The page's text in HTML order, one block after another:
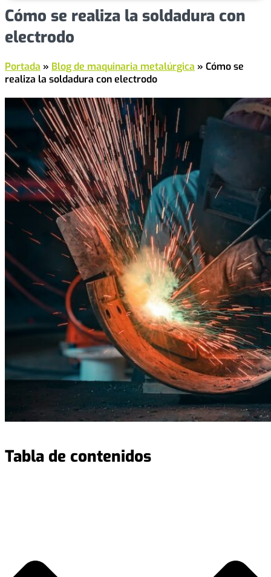
Cómo se realiza la soldadura con
electrodo
Portada » Blog de maquinaria metalúrgica » Cómo se
realiza la soldadura con electrodo
Tabla de contenidos